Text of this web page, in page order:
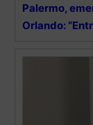
Palermo,
Orlando: